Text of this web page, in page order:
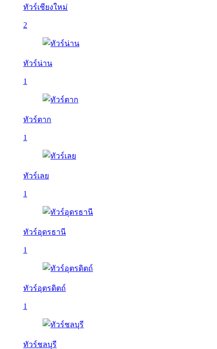
ทัวร์เชียงใหม่
2
ทัวร์น่าน
1
ทัวร์ตาก
1
ทัวร์เลย
1
ทัวร์อุดรธานี
1
ทัวร์อุตรดิตถ์
1
ทัวร์ชลบุรี